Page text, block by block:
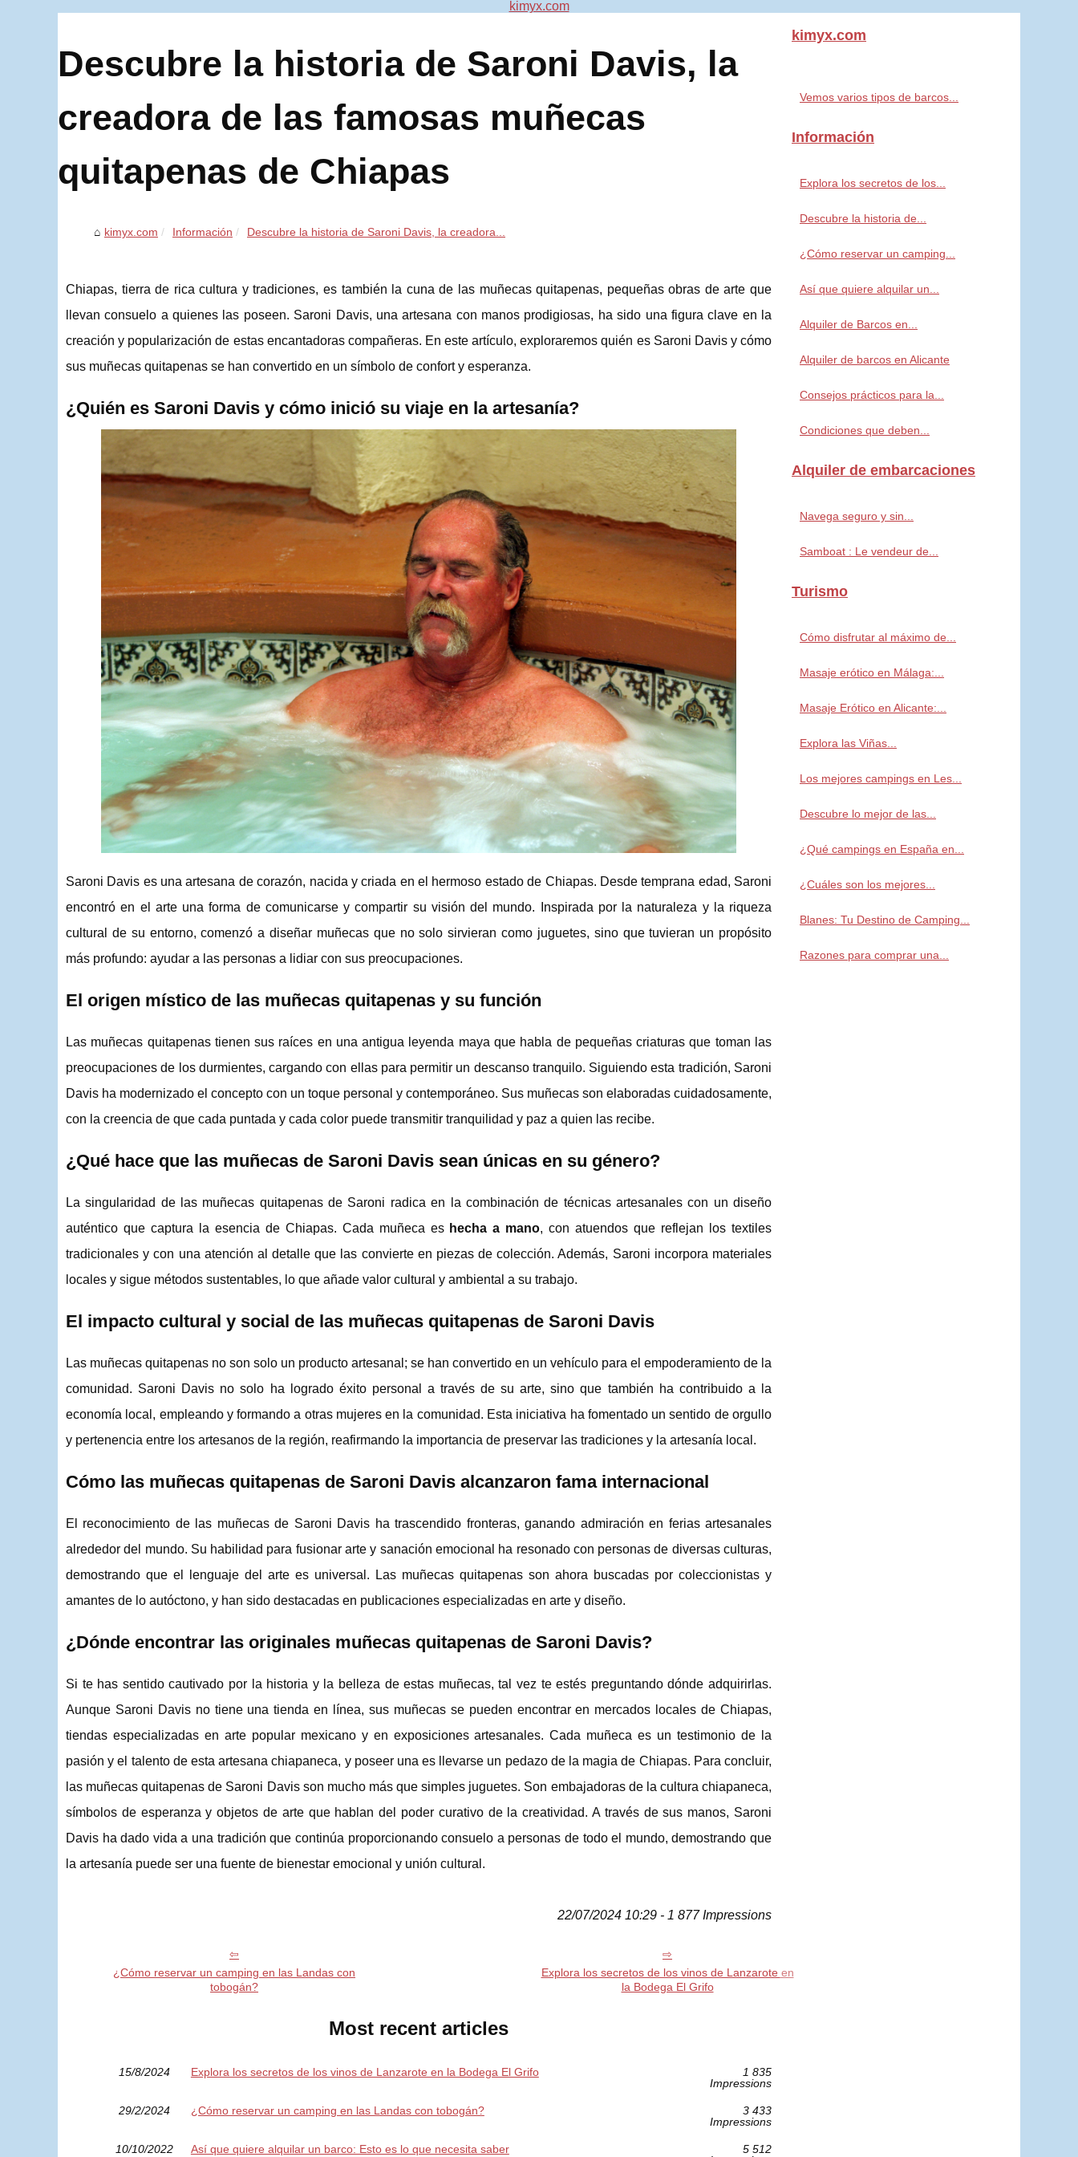
Descubre la historia de Saroni Davis, la
creadora de las famosas muñecas
quitapenas de Chiapas
kimyx.com Información Descubre la historia de Saroni Davis, la creadora...
Chiapas, tierra de rica cultura y tradiciones, es también la cuna de las muñecas quitapenas, pequeñas obras de arte que
llevan consuelo a quienes las poseen. Saroni Davis, una artesana con manos prodigiosas, ha sido una figura clave en la
creación y popularización de estas encantadoras compañeras. En este artículo, exploraremos quién es Saroni Davis y cómo
sus muñecas quitapenas se han convertido en un símbolo de confort y esperanza.
¿Quién es Saroni Davis y cómo inició su viaje en la artesanía?
Saroni Davis es una artesana de corazón, nacida y criada en el hermoso estado de Chiapas. Desde temprana edad, Saroni
encontró en el arte una forma de comunicarse y compartir su visión del mundo. Inspirada por la naturaleza y la riqueza
cultural de su entorno, comenzó a diseñar muñecas que no solo sirvieran como juguetes, sino que tuvieran un propósito
más profundo: ayudar a las personas a lidiar con sus preocupaciones.
El origen místico de las muñecas quitapenas y su función
Las muñecas quitapenas tienen sus raíces en una antigua leyenda maya que habla de pequeñas criaturas que toman las
preocupaciones de los durmientes, cargando con ellas para permitir un descanso tranquilo. Siguiendo esta tradición, Saroni
Davis ha modernizado el concepto con un toque personal y contemporáneo. Sus muñecas son elaboradas cuidadosamente,
con la creencia de que cada puntada y cada color puede transmitir tranquilidad y paz a quien las recibe.
¿Qué hace que las muñecas de Saroni Davis sean únicas en su género?
La singularidad de las muñecas quitapenas de Saroni radica en la combinación de técnicas artesanales con un diseño
auténtico que captura la esencia de Chiapas. Cada muñeca es hecha a mano, con atuendos que reflejan los textiles
tradicionales y con una atención al detalle que las convierte en piezas de colección. Además, Saroni incorpora materiales
locales y sigue métodos sustentables, lo que añade valor cultural y ambiental a su trabajo.
El impacto cultural y social de las muñecas quitapenas de Saroni Davis
Las muñecas quitapenas no son solo un producto artesanal; se han convertido en un vehículo para el empoderamiento de la
comunidad. Saroni Davis no solo ha logrado éxito personal a través de su arte, sino que también ha contribuido a la
economía local, empleando y formando a otras mujeres en la comunidad. Esta iniciativa ha fomentado un sentido de orgullo
y pertenencia entre los artesanos de la región, reafirmando la importancia de preservar las tradiciones y la artesanía local.
Cómo las muñecas quitapenas de Saroni Davis alcanzaron fama internacional
El reconocimiento de las muñecas de Saroni Davis ha trascendido fronteras, ganando admiración en ferias artesanales
alrededor del mundo. Su habilidad para fusionar arte y sanación emocional ha resonado con personas de diversas culturas,
demostrando que el lenguaje del arte es universal. Las muñecas quitapenas son ahora buscadas por coleccionistas y
amantes de lo autóctono, y han sido destacadas en publicaciones especializadas en arte y diseño.
¿Dónde encontrar las originales muñecas quitapenas de Saroni Davis?
Si te has sentido cautivado por la historia y la belleza de estas muñecas, tal vez te estés preguntando dónde adquirirlas.
Aunque Saroni Davis no tiene una tienda en línea, sus muñecas se pueden encontrar en mercados locales de Chiapas,
tiendas especializadas en arte popular mexicano y en exposiciones artesanales. Cada muñeca es un testimonio de la
pasión y el talento de esta artesana chiapaneca, y poseer una es llevarse un pedazo de la magia de Chiapas. Para concluir,
las muñecas quitapenas de Saroni Davis son mucho más que simples juguetes. Son embajadoras de la cultura chiapaneca,
símbolos de esperanza y objetos de arte que hablan del poder curativo de la creatividad. A través de sus manos, Saroni
Davis ha dado vida a una tradición que continúa proporcionando consuelo a personas de todo el mundo, demostrando que
la artesanía puede ser una fuente de bienestar emocional y unión cultural.
22/07/2024 10:29 - 1 877 Impressions
¿Cómo reservar un camping en las Landas con
tobogán?
Explora los secretos de los vinos de Lanzarote en
la Bodega El Grifo
Most recent articles
15/8/2024 Explora los secretos de los vinos de Lanzarote en la Bodega El Grifo
1 835
Impressions
29/2/2024 ¿Cómo reservar un camping en las Landas con tobogán?
3 433
Impressions
10/10/2022 Así que quiere alquilar un barco: Esto es lo que necesita saber
5 512
kimyx.com
Vemos varios tipos de barcos...
Información
Explora los secretos de los...
Descubre la historia de...
¿Cómo reservar un camping...
Así que quiere alquilar un...
Alquiler de Barcos en...
Alquiler de barcos en Alicante
Consejos prácticos para la...
Condiciones que deben...
Alquiler de embarcaciones
Navega seguro y sin...
Samboat : Le vendeur de...
Turismo
Cómo disfrutar al máximo de...
Masaje erótico en Málaga:...
Masaje Erótico en Alicante:...
Explora las Viñas...
Los mejores campings en Les...
Descubre lo mejor de las...
¿Qué campings en España en...
¿Cuáles son los mejores...
Blanes: Tu Destino de Camping...
Razones para comprar una...
kimyx.com